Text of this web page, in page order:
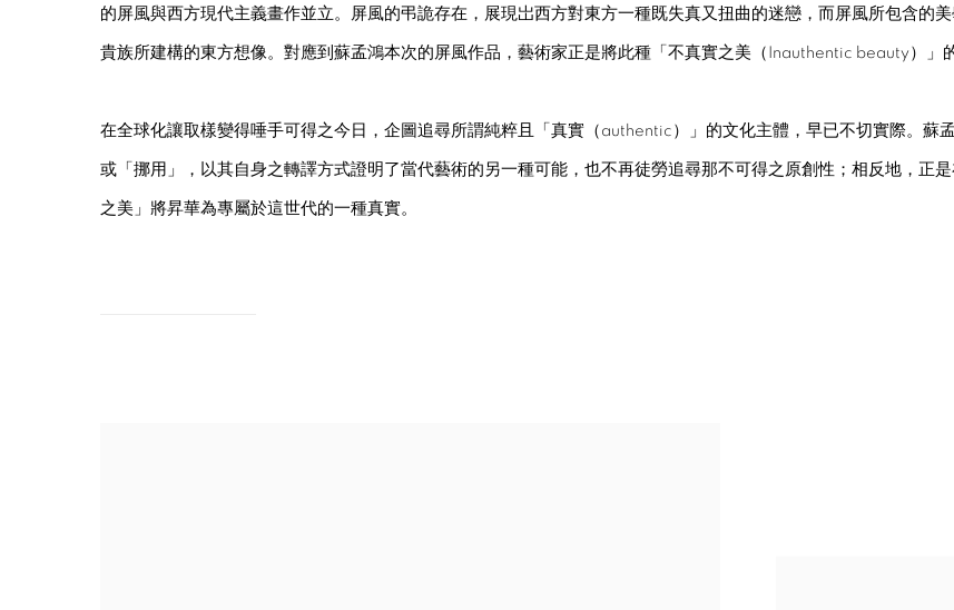
的屏風與西方現代主義畫作並立。屏風的弔詭存在，展現岀西方對東方一種既失真又扭曲的迷戀，而屏風所包含的
貴族所建構的東方想像。對應到蘇孟鴻本次的屏風作品，藝術家正是將此種「不真實之美（Inauthentic beauty）」
在全球化讓取樣變得唾手可得之今日，企圖追尋所謂純粹且「真實（authentic）」的文化主體，早已不切實際。蘇
或「挪用」，以其自身之轉譯方式證明了當代藝術的另一種可能，也不再徒勞追尋那不可得之原創性；相反地，正
之美」將昇華為專屬於這世代的一種真實。